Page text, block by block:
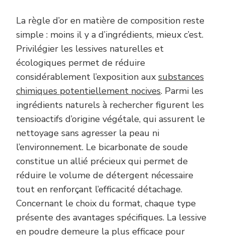
La règle d’or en matière de composition reste
simple : moins il y a d’ingrédients, mieux c’est.
Privilégier les lessives naturelles et
écologiques permet de réduire
considérablement l’exposition aux substances
chimiques potentiellement nocives. Parmi les
ingrédients naturels à rechercher figurent les
tensioactifs d’origine végétale, qui assurent le
nettoyage sans agresser la peau ni
l’environnement. Le bicarbonate de soude
constitue un allié précieux qui permet de
réduire le volume de détergent nécessaire
tout en renforçant l’efficacité détachage.
Concernant le choix du format, chaque type
présente des avantages spécifiques. La lessive
en poudre demeure la plus efficace pour